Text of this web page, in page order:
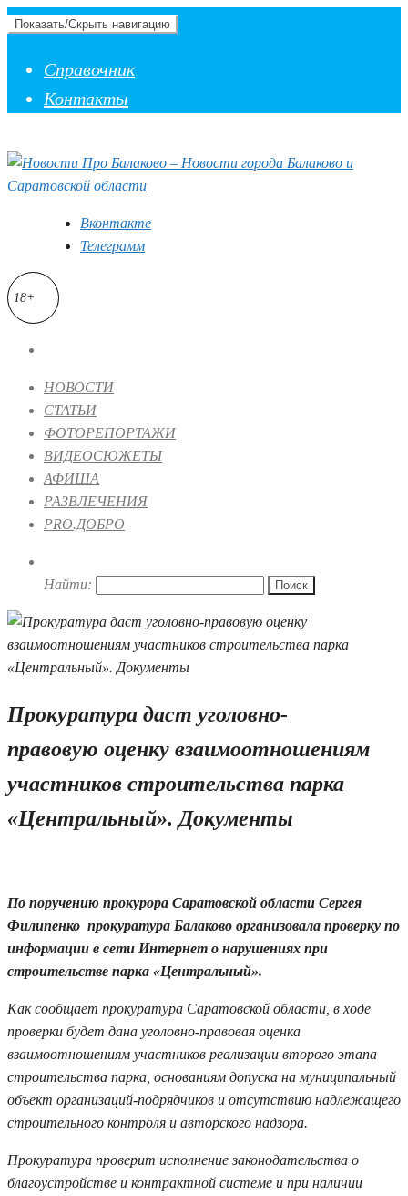
Показать/Скрыть навигацию
Справочник
Контакты
Вконтакте
Телеграмм
18+
НОВОСТИ
СТАТЬИ
ФОТОРЕПОРТАЖИ
ВИДЕОСЮЖЕТЫ
АФИША
РАЗВЛЕЧЕНИЯ
PRO.ДОБРО
Найти:
Прокуратура даст уголовно-
правовую оценку взаимоотношениям
участников строительства парка
«Центральный». Документы
По поручению прокурора Саратовской области Сергея
Филипенко прокуратура Балаково организовала проверку по
информации в сети Интернет о нарушениях при
строительстве парка «Центральный».
Как сообщает прокуратура Саратовской области, в ходе
проверки будет дана уголовно-правовая оценка
взаимоотношениям участников реализации второго этапа
строительства парка, основаниям допуска на муниципальный
объект организаций-подрядчиков и отсутствию надлежащего
строительного контроля и авторского надзора.
Прокуратура проверит исполнение законодательства о
благоустройстве и контрактной системе и при наличии